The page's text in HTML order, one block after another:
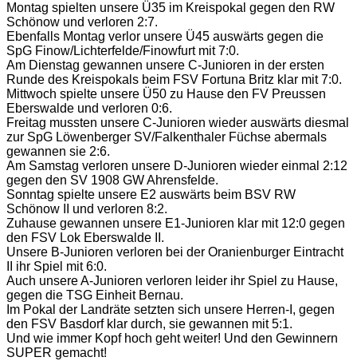
Montag spielten unsere Ü35 im Kreispokal gegen den RW
Schönow und verloren 2:7.
Ebenfalls Montag verlor unsere Ü45 auswärts gegen die
SpG Finow/Lichterfelde/Finowfurt mit 7:0.
Am Dienstag gewannen unsere C-Junioren in der ersten
Runde des Kreispokals beim FSV Fortuna Britz klar mit 7:0.
Mittwoch spielte unsere Ü50 zu Hause den FV Preussen
Eberswalde und verloren 0:6.
Freitag mussten unsere C-Junioren wieder auswärts diesmal
zur SpG Löwenberger SV/Falkenthaler Füchse abermals
gewannen sie 2:6.
Am Samstag verloren unsere D-Junioren wieder einmal 2:12
gegen den SV 1908 GW Ahrensfelde.
Sonntag spielte unsere E2 auswärts beim BSV RW
Schönow II und verloren 8:2.
Zuhause gewannen unsere E1-Junioren klar mit 12:0 gegen
den FSV Lok Eberswalde II.
Unsere B-Junioren verloren bei der Oranienburger Eintracht
II ihr Spiel mit 6:0.
Auch unsere A-Junioren verloren leider ihr Spiel zu Hause,
gegen die TSG Einheit Bernau.
Im Pokal der Landräte setzten sich unsere Herren-I, gegen
den FSV Basdorf klar durch, sie gewannen mit 5:1.
Und wie immer Kopf hoch geht weiter! Und den Gewinnern
SUPER gemacht!